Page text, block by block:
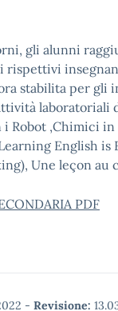
gli alunni
rispettivi
stabilita per gli
laboratoriali
Robot ,Chimici in
English is
Une leçon au
PDF
- Revisione: